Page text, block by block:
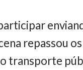
repassou
transporte